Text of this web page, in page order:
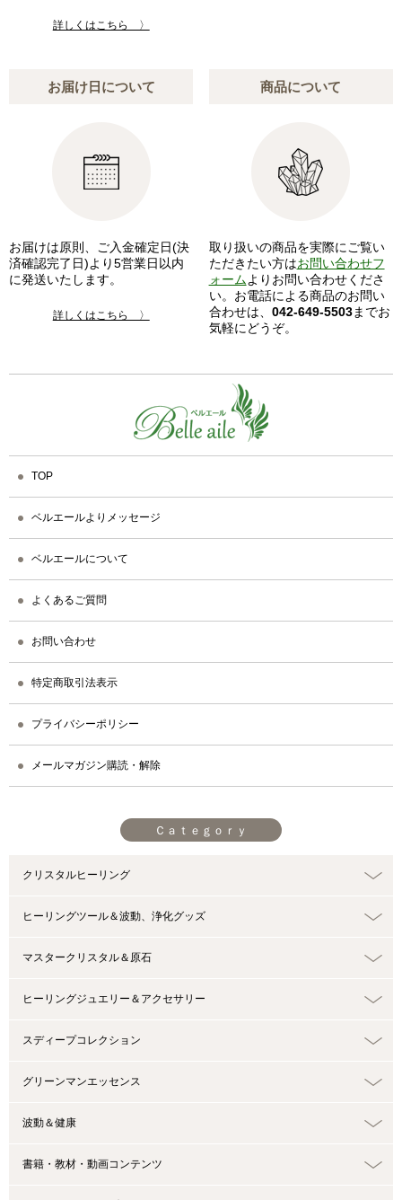
詳しくはこちら 〉
お届け日について
お届けは原則、ご入金確定日(決
済確認完了日)より5営業日以内
に発送いたします。
詳しくはこちら 〉
商品について
取り扱いの商品を実際にご覧い
ただきたい方はお問い合わせフ
ォームよりお問い合わせくださ
い。お電話による商品のお問い
合わせは、 042-649-5503までお
気軽にどうぞ。
TOP
ベルエールよりメッセージ
ベルエールについて
よくあるご質問
お問い合わせ
特定商取引法表示
プライバシーポリシー
メールマガジン購読・解除
Ｃａｔｅｇｏｒｙ
クリスタルヒーリング
ヒーリングツール＆波動、浄化グッズ
マスタークリスタル＆原石
ヒーリングジュエリー＆アクセサリー
スディープコレクション
グリーンマンエッセンス
波動＆健康
書籍・教材・動画コンテンツ